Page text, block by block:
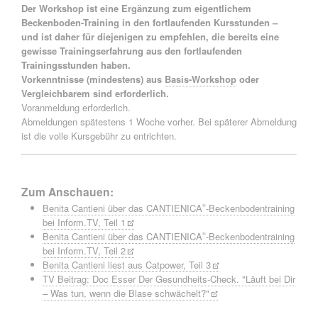
Der Workshop ist eine Ergänzung zum eigentlichem
Beckenboden-Training in den fortlaufenden Kursstunden –
und ist daher für diejenigen zu empfehlen, die bereits eine
gewisse Trainingserfahrung aus den fortlaufenden
Trainingsstunden haben.
Vorkenntnisse (mindestens) aus Basis-Workshopoder
Vergleichbarem sind erforderlich.
Voranmeldung erforderlich.
Abmeldungen spätestens 1 Woche vorher. Bei späterer Abmeldung
ist die volle Kursgebühr zu entrichten.
Zum Anschauen:
Benita Cantieni über das CANTIENICA®-Beckenbodentraining
bei Inform.TV, Teil 1
Benita Cantieni über das CANTIENICA®-Beckenbodentraining
bei Inform.TV, Teil 2
Benita Cantieni liest aus Catpower, Teil 3
TV Beitrag: Doc Esser Der Gesundheits-Check. "Läuft bei Dir
– Was tun, wenn die Blase schwächelt?"